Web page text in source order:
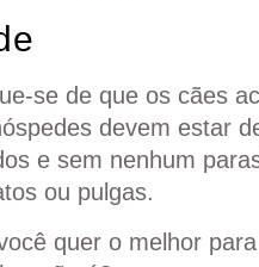
se de que os cães
devem estar
e sem nenhum
ou pulgas.
quer o melhor